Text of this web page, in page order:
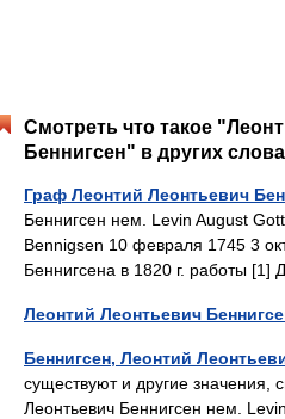
Смотреть что такое
Беннигсен" в других
Граф Леонтий Леонтьевич
Беннигсен нем. Levin August
Bennigsen 10 февраля 1745 3
Беннигсена в 1820 г. работы
Леонтий Леонтьевич
Беннигсен, Леонтий
существуют и другие значения,
Леонтьевич Беннигсен нем.